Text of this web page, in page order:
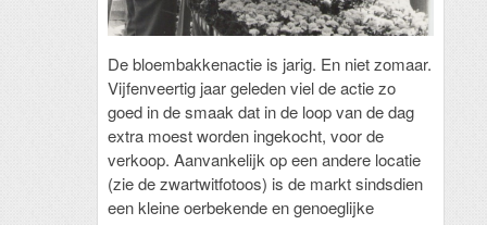
De bloembakkenactie is jarig. En niet zomaar.
Vijfenveertig jaar geleden viel de actie zo
goed in de smaak dat in de loop van de dag
extra moest worden ingekocht, voor de
verkoop. Aanvankelijk op een andere locatie
(zie de zwartwitfotoos) is de markt sindsdien
een kleine oerbekende en genoeglijke